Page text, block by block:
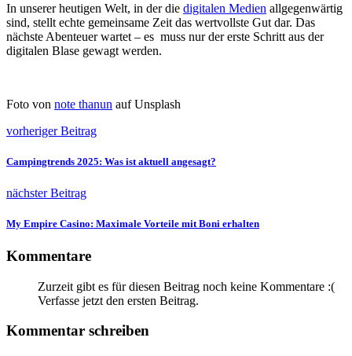
In unserer heutigen Welt, in der die digitalen Medien allgegenwärtig
sind, stellt echte gemeinsame Zeit das wertvollste Gut dar. Das
nächste Abenteuer wartet – es muss nur der erste Schritt aus der
digitalen Blase gewagt werden.
Foto von note thanun auf Unsplash
vorheriger Beitrag
Campingtrends 2025: Was ist aktuell angesagt?
nächster Beitrag
My Empire Casino: Maximale Vorteile mit Boni erhalten
Kommentare
Zurzeit gibt es für diesen Beitrag noch keine Kommentare :(
Verfasse jetzt den ersten Beitrag.
Kommentar schreiben